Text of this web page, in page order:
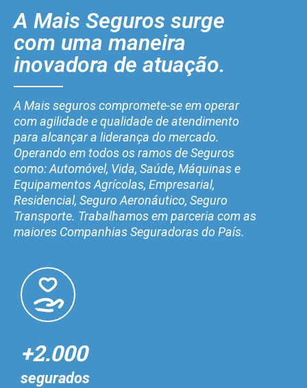
A Mais Seguros surge
com uma maneira
inovadora de atuação.
A Mais seguros compromete-se em operar
com agilidade e qualidade de atendimento
para alcançar a liderança do mercado.
Operando em todos os ramos de Seguros
como: Automóvel, Vida, Saúde, Máquinas e
Equipamentos Agrícolas, Empresarial,
Residencial, Seguro Aeronáutico, Seguro
Transporte. Trabalhamos em parceria com as
maiores Companhias Seguradoras do País.
+2.000
segurados